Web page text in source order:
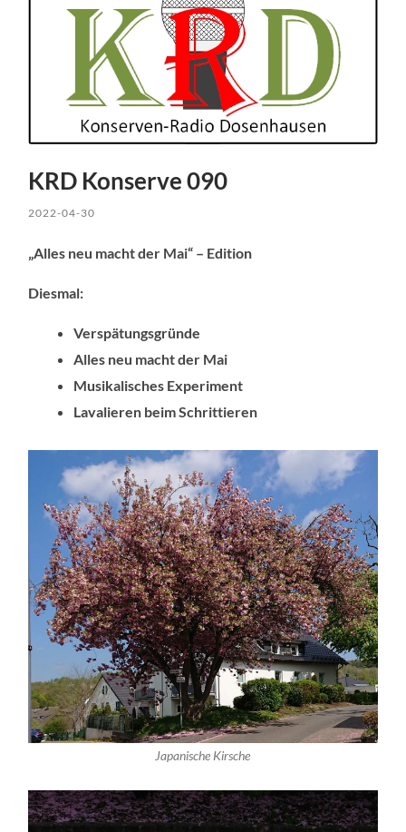
KRD Konserve 090
2022-04-30
„Alles neu macht der Mai“ – Edition
Diesmal:
Verspätungsgründe
Alles neu macht der Mai
Musikalisches Experiment
Lavalieren beim Schrittieren
Japanische Kirsche